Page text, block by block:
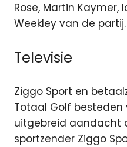
Rose, Martin Kaymer,
Weekley van de partij.
Televisie
Ziggo Sport en
Totaal Golf
uitgebreid aandacht
sportzender Ziggo